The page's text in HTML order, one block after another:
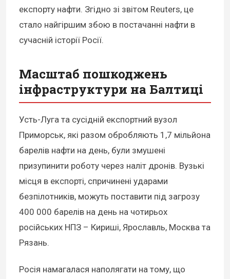
експорту нафти. Згідно зі звітом Reuters, це
стало найгіршим збою в постачанні нафти в
сучасній історії Росії.
Масштаб пошкоджень
інфраструктури на Балтиці
Усть-Луга та сусідній експортний вузол
Приморськ, які разом обробляють 1,7 мільйона
барелів нафти на день, були змушені
призупинити роботу через наліт дронів. Вузькі
місця в експорті, спричинені ударами
безпілотників, можуть поставити під загрозу
400 000 барелів на день на чотирьох
російських НПЗ – Кириші, Ярославль, Москва та
Рязань.
Росія намагалася наполягати на тому, що